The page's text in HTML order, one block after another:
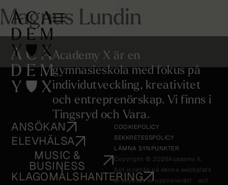
Magnus Lundin
Academy X är en
gymnasieskola med fokus på
individutveckling, kreativitet
och entreprenörskap. Vi finns i
Tingsryd och Vara.
ANSÖKAN
ELEVHÄLSA
MUSIC &
BUSINESS
KLAGOMÅLSHANTERING
COOKIEPOLICY
SEKKRETESSPOLICY
LÄMNA SYNPUNKTER
Copyright © 2026Academy X.
Allt innehåll på denna webbplats
är skyddat av upphovsrätt och